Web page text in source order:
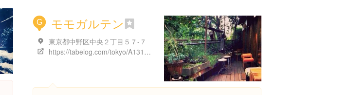
G モモガルテン
東京都中野区中央２丁目５７-７
https://tabelog.com/tokyo/A1319/A131902/13155724/